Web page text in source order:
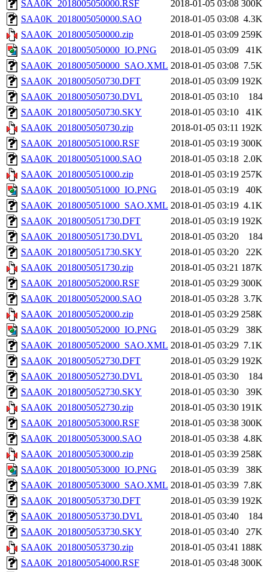
SAA0K_2018005050000.RSF 2018-01-05 03:08 300K
SAA0K_2018005050000.SAO
2018-01-05 03:08 4.3K
SAA0K_2018005050000.zip
2018-01-05 03:09 259K
SAA0K_2018005050000_IO.PNG
2018-01-05 03:09
41K
SAA0K_2018005050000_SAO.XML 2018-01-05 03:08 7.5K
SAA0K_2018005050730.DFT
2018-01-05 03:09 192K
SAA0K_2018005050730.DVL
2018-01-05 03:10
184
SAA0K_2018005050730.SKY
2018-01-05 03:10
41K
SAA0K_2018005050730.zip
2018-01-05 03:11 192K
SAA0K_2018005051000.RSF
2018-01-05 03:19 300K
SAA0K_2018005051000.SAO
2018-01-05 03:18 2.0K
SAA0K_2018005051000.zip
2018-01-05 03:19 257K
SAA0K_2018005051000_IO.PNG
2018-01-05 03:19
40K
SAA0K_2018005051000_SAO.XML 2018-01-05 03:19 4.1K
SAA0K_2018005051730.DFT
2018-01-05 03:19 192K
SAA0K_2018005051730.DVL
2018-01-05 03:20
184
SAA0K_2018005051730.SKY
2018-01-05 03:20
22K
SAA0K_2018005051730.zip
2018-01-05 03:21 187K
SAA0K_2018005052000.RSF
2018-01-05 03:29 300K
SAA0K_2018005052000.SAO
2018-01-05 03:28 3.7K
SAA0K_2018005052000.zip
2018-01-05 03:29 258K
SAA0K_2018005052000_IO.PNG
2018-01-05 03:29
38K
SAA0K_2018005052000_SAO.XML 2018-01-05 03:29 7.1K
SAA0K_2018005052730.DFT
2018-01-05 03:29 192K
SAA0K_2018005052730.DVL
2018-01-05 03:30
184
SAA0K_2018005052730.SKY
2018-01-05 03:30
39K
SAA0K_2018005052730.zip
2018-01-05 03:30 191K
SAA0K_2018005053000.RSF
2018-01-05 03:38 300K
SAA0K_2018005053000.SAO
2018-01-05 03:38 4.8K
SAA0K_2018005053000.zip
2018-01-05 03:39 258K
SAA0K_2018005053000_IO.PNG
2018-01-05 03:39
38K
SAA0K_2018005053000_SAO.XML 2018-01-05 03:39 7.8K
SAA0K_2018005053730.DFT
2018-01-05 03:39 192K
SAA0K_2018005053730.DVL
2018-01-05 03:40
184
SAA0K_2018005053730.SKY
2018-01-05 03:40
27K
SAA0K_2018005053730.zip
2018-01-05 03:41 188K
SAA0K_2018005054000.RSF
2018-01-05 03:48 300K